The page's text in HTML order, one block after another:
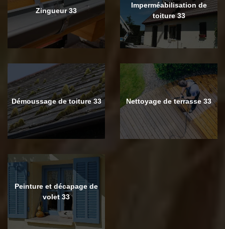
Zingueur 33
Imperméabilisation de
toiture 33
Démoussage de toiture 33 Nettoyage de terrasse 33
Peinture et décapage de
volet 33